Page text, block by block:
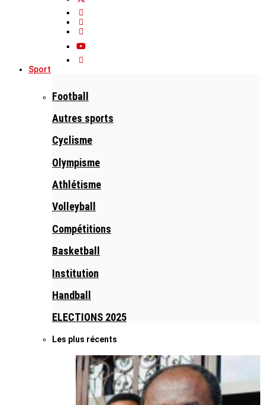
Sport
Football
Autres sports
Cyclisme
Olympisme
Athlétisme
Volleyball
Compétitions
Basketball
Institution
Handball
ELECTIONS 2025
Les plus récents